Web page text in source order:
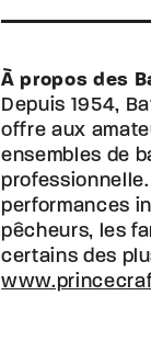
À propos des
Depuis 1954,
offre aux
ensembles de
performances
pêcheurs, les
certains des